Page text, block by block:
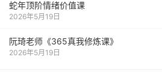
蛇年顶阶情绪价值课
2026年5月19日
阮琦老师《365真我修炼课》
2026年5月19日